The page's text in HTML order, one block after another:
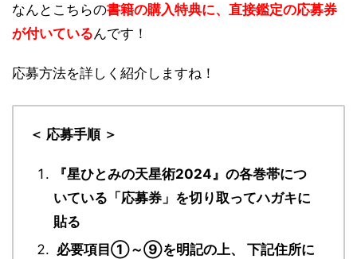
なんとこちらの書籍の購入特典に、直接鑑定の応募券
が付いているんです！
応募方法を詳しく紹介しますね！
＜ 応募手順 ＞
『星ひとみの天星術2024』の各巻帯につ
いている「応募券」を切り取ってハガキに
貼る
必要項目①～⑨を明記の上、 下記住所に